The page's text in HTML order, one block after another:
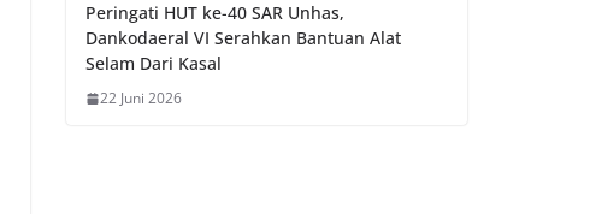
Peringati HUT ke-40 SAR Unhas,
Dankodaeral VI Serahkan Bantuan Alat
Selam Dari Kasal
22 Juni 2026